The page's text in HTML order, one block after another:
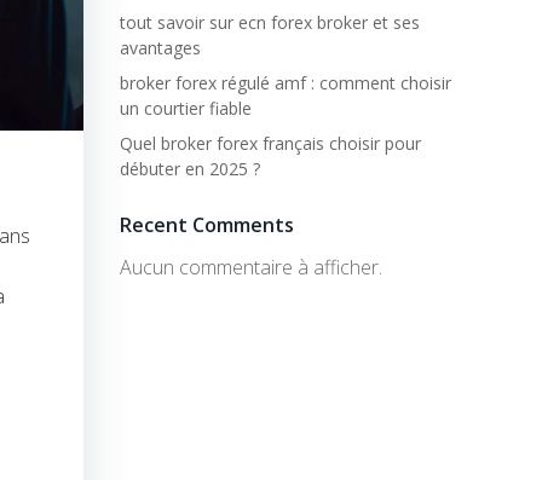
tout savoir sur ecn forex broker et ses
avantages
broker forex régulé amf : comment choisir
un courtier fiable
Quel broker forex français choisir pour
débuter en 2025 ?
Recent Comments
Aucun commentaire à afficher.